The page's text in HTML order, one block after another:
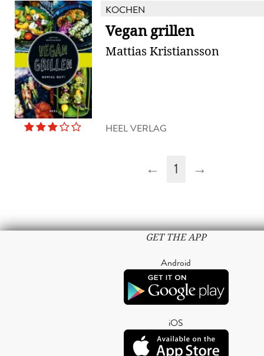
KOCHEN
Vegan grillen
Mattias Kristiansson
HEEL VERLAG
← 1 →
GET THE APP
Android
iOS